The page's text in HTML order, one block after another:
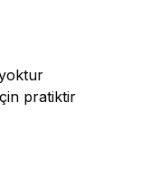
pratiktir